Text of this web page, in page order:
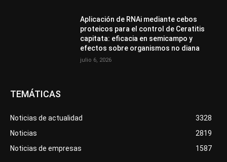
Aplicación de RNAi mediante cebos
proteicos para el control de Ceratitis
capitata: eficacia en semicampo y
efectos sobre organismos no diana
julio 6, 2026
TEMÁTICAS
Noticias de actualidad
3328
Noticias
2819
Noticias de empresas
1587